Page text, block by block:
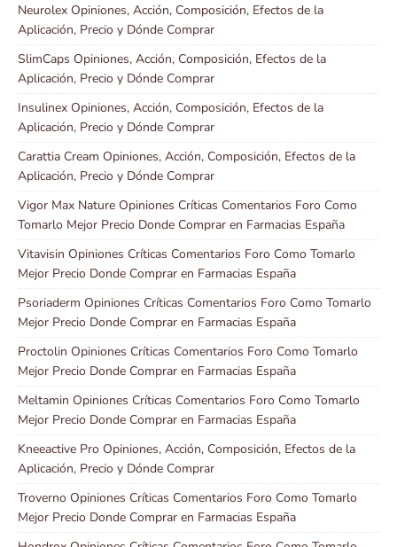
Neurolex Opiniones, Acción, Composición, Efectos de la
Aplicación, Precio y Dónde Comprar
SlimCaps Opiniones, Acción, Composición, Efectos de la
Aplicación, Precio y Dónde Comprar
Insulinex Opiniones, Acción, Composición, Efectos de la
Aplicación, Precio y Dónde Comprar
Carattia Cream Opiniones, Acción, Composición, Efectos de la
Aplicación, Precio y Dónde Comprar
Vigor Max Nature Opiniones Críticas Comentarios Foro Como
Tomarlo Mejor Precio Donde Comprar en Farmacias España
Vitavisin Opiniones Críticas Comentarios Foro Como Tomarlo
Mejor Precio Donde Comprar en Farmacias España
Psoriaderm Opiniones Críticas Comentarios Foro Como Tomarlo
Mejor Precio Donde Comprar en Farmacias España
Proctolin Opiniones Críticas Comentarios Foro Como Tomarlo
Mejor Precio Donde Comprar en Farmacias España
Meltamin Opiniones Críticas Comentarios Foro Como Tomarlo
Mejor Precio Donde Comprar en Farmacias España
Kneeactive Pro Opiniones, Acción, Composición, Efectos de la
Aplicación, Precio y Dónde Comprar
Troverno Opiniones Críticas Comentarios Foro Como Tomarlo
Mejor Precio Donde Comprar en Farmacias España